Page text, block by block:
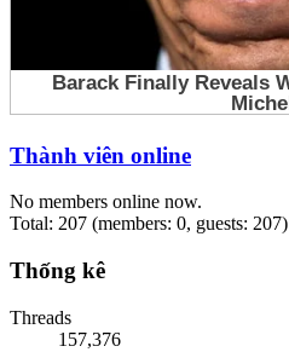
Thành viên online
No members online now.
Total: 207 (members: 0, guests: 207)
Thống kê
Threads
157,376